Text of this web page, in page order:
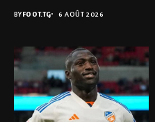
BYFOOT.TG 6 AOÛT 2026